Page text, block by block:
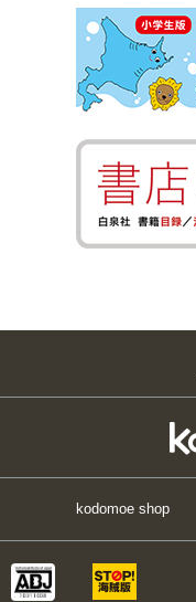
kodomoe shop